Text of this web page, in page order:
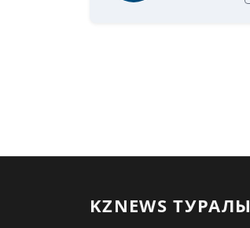
KZNEWS ТУРАЛЫ